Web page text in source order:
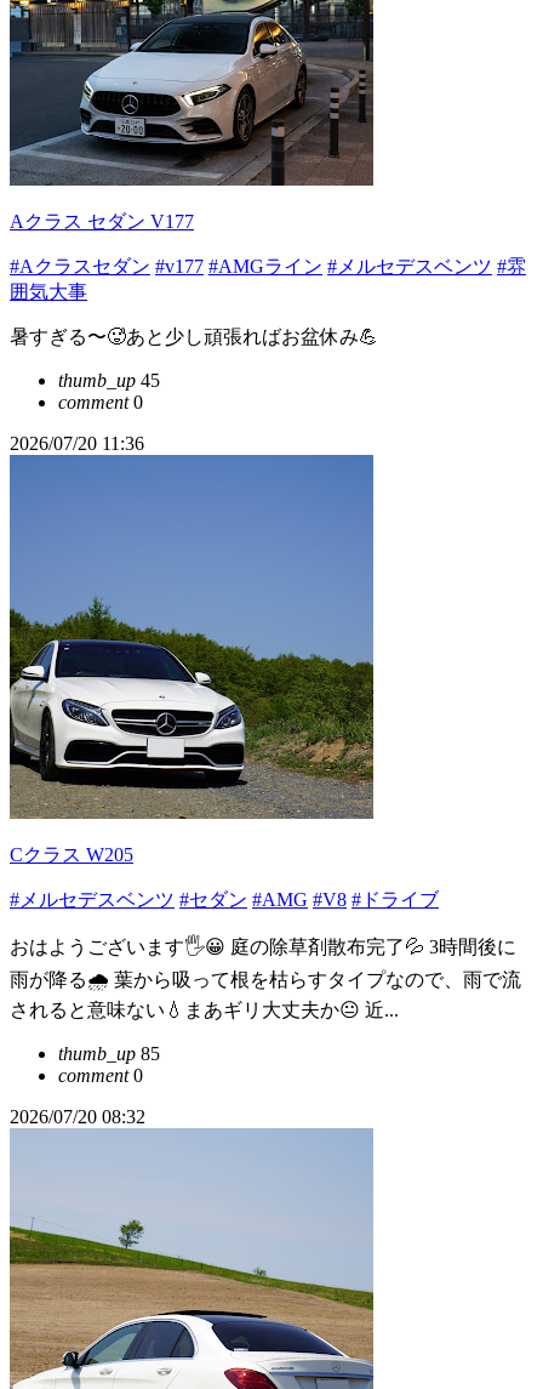
Aクラス セダン V177
#Aクラスセダン #v177 #AMGライン #メルセデスベンツ #雰
囲気大事
暑すぎる〜🥵あと少し頑張ればお盆休み💪
thumb_up 45
comment0
2026/07/20 11:36
Cクラス W205
#メルセデスベンツ #セダン #AMG #V8 #ドライブ
おはようございます🖐😀 庭の除草剤散布完了💦 3時間後に
雨が降る🌧️ 葉から吸って根を枯らすタイプなので、雨で流
されると意味ない💧まあギリ大丈夫か😐️ 近...
thumb_up 85
comment0
2026/07/20 08:32